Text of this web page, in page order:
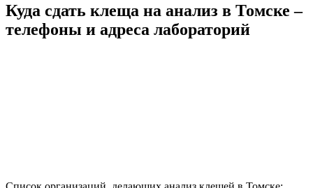
Куда сдать клеща на анализ в Томске –
телефоны и адреса лабораторий